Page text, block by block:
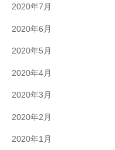
2020年7月
2020年6月
2020年5月
2020年4月
2020年3月
2020年2月
2020年1月